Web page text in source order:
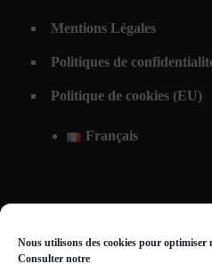
Nous utilisons des cookies pour optimiser
Consulter notre
Mentions Légales
Politiques de
Politique de cookies (EU)
Français